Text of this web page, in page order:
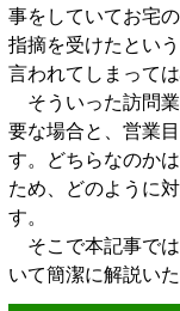
事をしていてお宅
指摘を受けたとい
言われてしまって
そういった訪問
要な場合と、営業
す。どちらなのか
ため、どのように
す。
そこで本記事で
いて簡潔に解説いた